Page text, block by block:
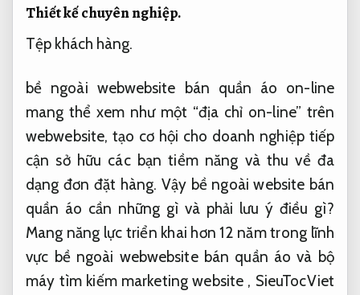
Thiết kế chuyên nghiệp.
Tệp khách hàng.
bề ngoài webwebsite bán quần áo on-line
mang thể xem như một “địa chỉ on-line” trên
webwebsite, tạo cơ hội cho doanh nghiệp tiếp
cận sở hữu các bạn tiềm năng và thu về đa
dạng đơn đặt hàng. Vậy bề ngoài website bán
quần áo cần những gì và phải lưu ý điều gì?
Mang năng lực triển khai hơn 12 năm trong lĩnh
vực bề ngoài webwebsite bán quần áo và bộ
máy tìm kiếm marketing website , SieuTocViet